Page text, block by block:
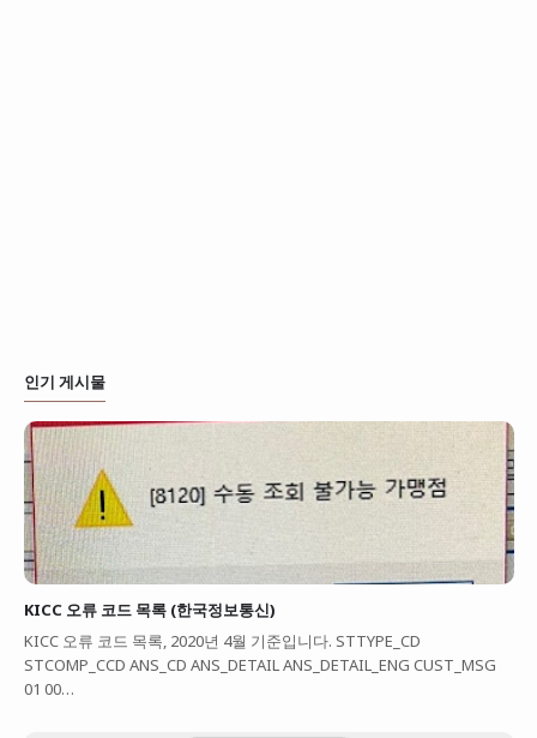
인기 게시물
KICC 오류 코드 목록 (한국정보통신)
KICC 오류 코드 목록, 2020년 4월 기준입니다. STTYPE_CD
STCOMP_CCD ANS_CD ANS_DETAIL ANS_DETAIL_ENG CUST_MSG
01 00…